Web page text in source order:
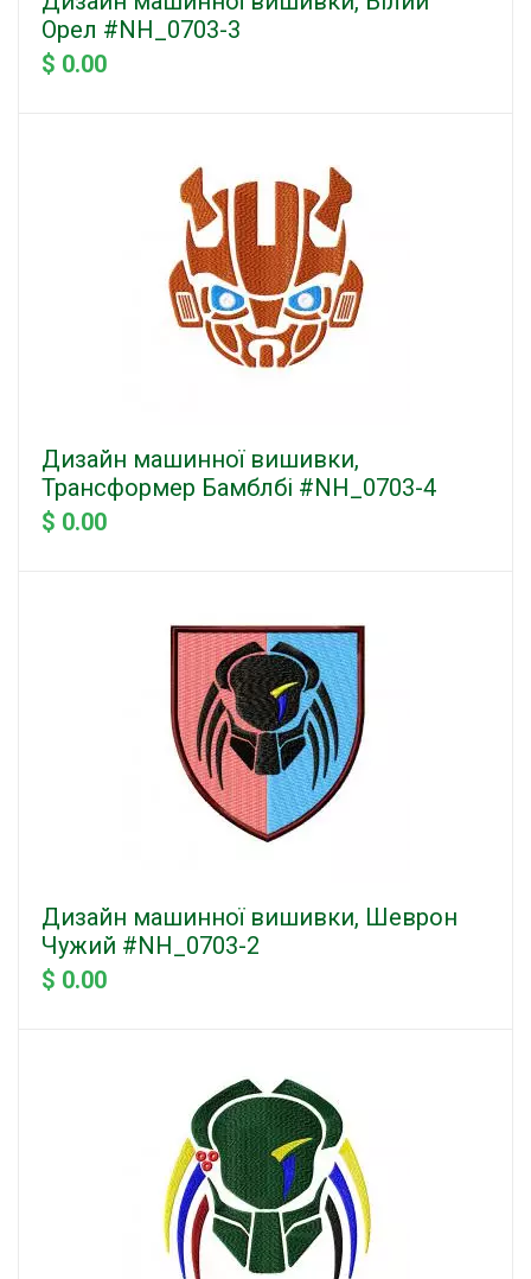
Орел #NH_0703-3
$ 0.00
Дизайн машинної вишивки,
Трансформер Бамблбі #NH_0703-4
$ 0.00
Дизайн машинної вишивки, Шеврон
Чужий #NH_0703-2
$ 0.00